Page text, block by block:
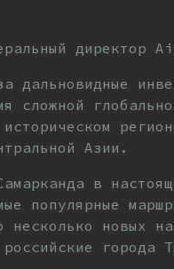
директор
дальновидные
сложной
Азии.
в
популярные
несколько новых
города